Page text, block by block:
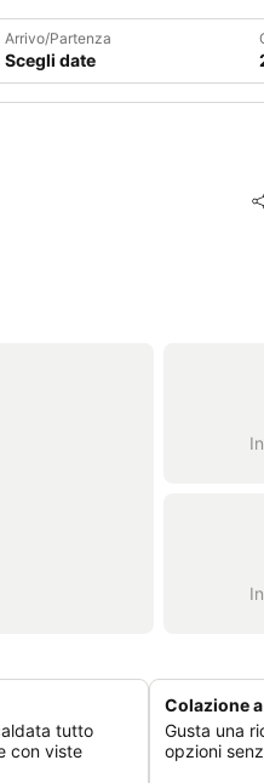
Arrivo/Partenza
Scegli date
tutto
con viste
Colazione
Gusta una
opzioni